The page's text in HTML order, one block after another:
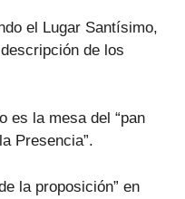
el Lugar Santísimo,
de los
es la mesa del “pan
Presencia”.
la proposición” en